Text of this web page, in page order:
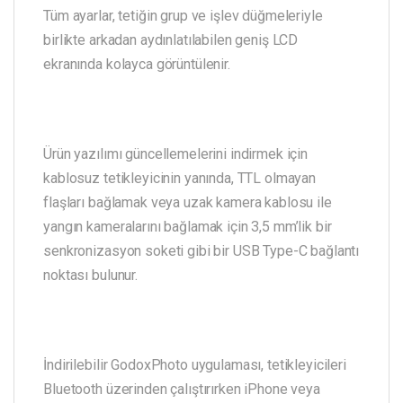
Tüm ayarlar, tetiğin grup ve işlev düğmeleriyle
birlikte arkadan aydınlatılabilen geniş LCD
ekranında kolayca görüntülenir.
Ürün yazılımı güncellemelerini indirmek için
kablosuz tetikleyicinin yanında, TTL olmayan
flaşları bağlamak veya uzak kamera kablosu ile
yangın kameralarını bağlamak için 3,5 mm’lik bir
senkronizasyon soketi gibi bir USB Type-C bağlantı
noktası bulunur.
İndirilebilir GodoxPhoto uygulaması, tetikleyicileri
Bluetooth üzerinden çalıştırırken iPhone veya